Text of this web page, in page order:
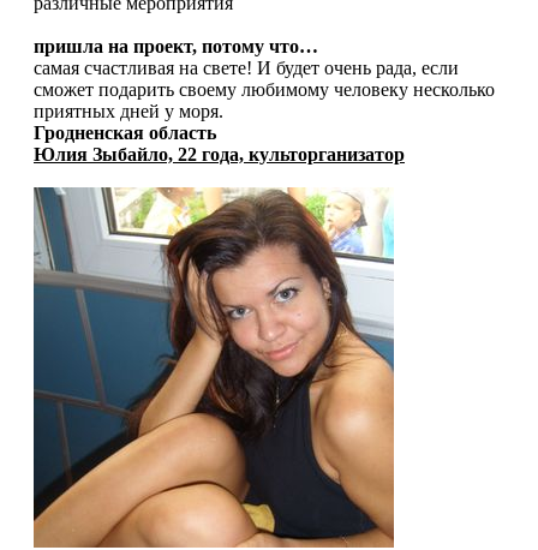
пришла на проект, потому что…
самая счастливая на свете! И будет очень рада, если
сможет подарить своему любимому человеку несколько
приятных дней у моря.
Гродненская область
Юлия Зыбайло, 22 года, культорганизатор